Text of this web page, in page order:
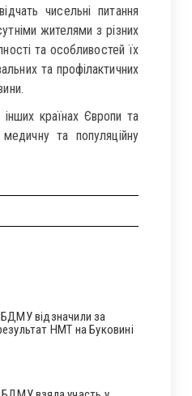
чисельні питання
жителями з різних
та особливостей їх
та профілактичних
інших країнах Європи та
та популяційну
відзначили за
НМТ на Буковині